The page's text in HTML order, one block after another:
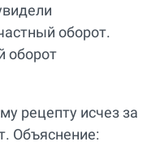
оборот.
оборот
рецепту исчез за
Объяснение: